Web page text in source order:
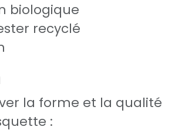
biologique
recyclé
la forme et la qualité
: